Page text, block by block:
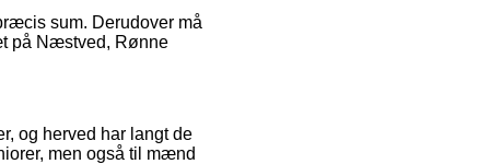
sum. Derudover må
på Næstved, Rønne
og herved har langt de
men også til mænd